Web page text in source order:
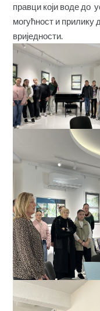
правци који воде до
могућност и прилику
вриједности.